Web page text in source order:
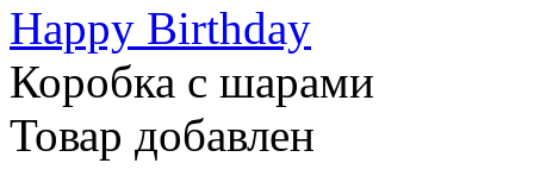
Happy Birthday
Коробка с шарами
Товар добавлен